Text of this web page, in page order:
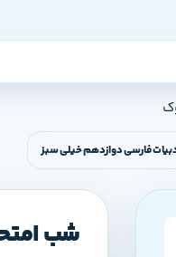
فارسی دوازدهم خیلی سبز
شب